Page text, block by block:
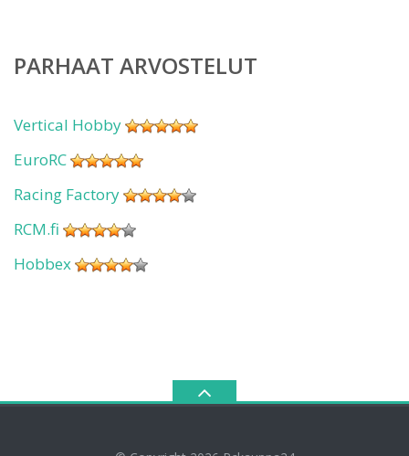
PARHAAT ARVOSTELUT
Vertical Hobby
EuroRC
Racing Factory
RCM.fi
Hobbex